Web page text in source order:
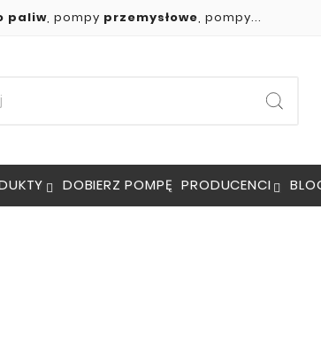
paliw, pompy przemysłowe, pompy...
DOBIERZ POMPĘ PRODUCENCI